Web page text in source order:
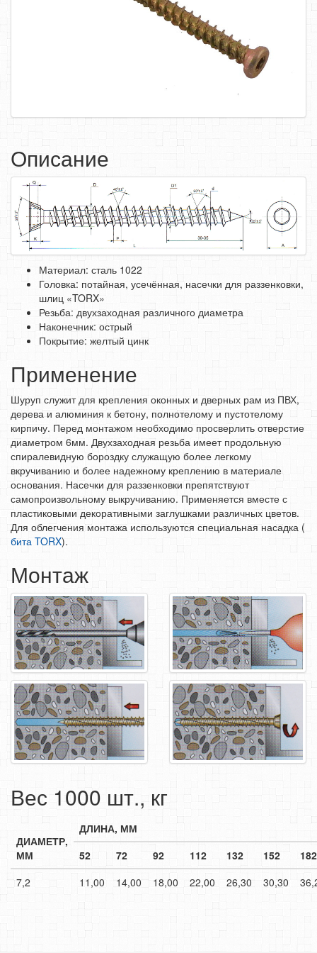
КЛЕИ, ПЕНЫ, ГЕРМЕТИКИ, ОЧИСТИТЕЛЬ
ДВЕРНАЯ ФУРНИТУРА
МЕБЕЛЬНАЯ ФУРНИТУРА
ИНСТРУМЕНТ
САНТЕХНИКА
ЭЛЕКТРОТОВАРЫ
ХОЗТОВАРЫ
ЛЕНТЫ, СКОТЧИ, ПЛЕНКИ
СРЕДСТВА ЗАЩИТЫ ТРУДА
ЭЛЕКТРОИНСТРУМЕНТ
Описание
Материал: сталь 1022
Головка: потайная, усечённая, насечки для раззенковки,
шлиц «TORX»
Резьба: двухзаходная различного диаметра
Наконечник: острый
Покрытие: желтый цинк
Применение
Шуруп служит для крепления окон­ных и дверных рам из ПВХ,
дерева и алюминия к бетону, полнотелому и пустотелому
кирпичу. Перед монтажом необходимо просверлить отверстие
диаметром 6мм. Двухзаходная резьба имеет про­дольную
спиралевидную бороздку служащую более легкому
вкручиванию и более надежному креплению в материале
основания. Насечки для раззенковки препятствуют
самопроизвольному выкручиванию. Применяется вместе с
пластиковыми декоративны­ми заглушками различных цветов.
Для облегчения монтажа используются специальная насадка (
бита TORX).
Монтаж
Вес 1000 шт., кг
ДИАМЕТР,
ММ
ДЛИНА, ММ
52
72 92 112 132 152
182
7,2
11,00 14,00 18,00 22,00 26,30 30,30